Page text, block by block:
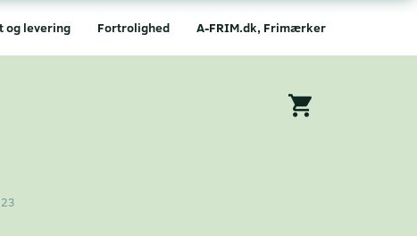
A-FRIM.dk, Frimærker
Fortrolighed
og levering